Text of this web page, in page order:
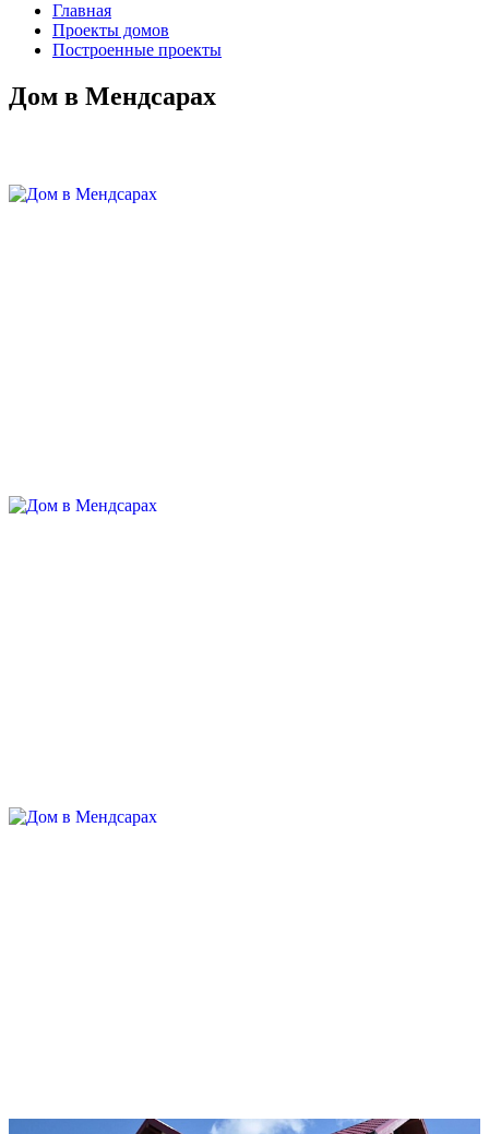
Главная
Проекты домов
Построенные проекты
Дом в Мендсарах